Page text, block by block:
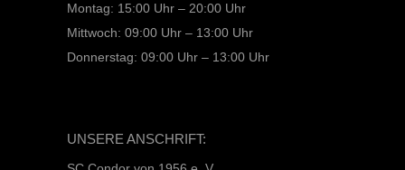
Montag: 15:00 Uhr – 20:00 Uhr
Mittwoch: 09:00 Uhr – 13:00 Uhr
Donnerstag: 09:00 Uhr – 13:00 Uhr
UNSERE ANSCHRIFT: